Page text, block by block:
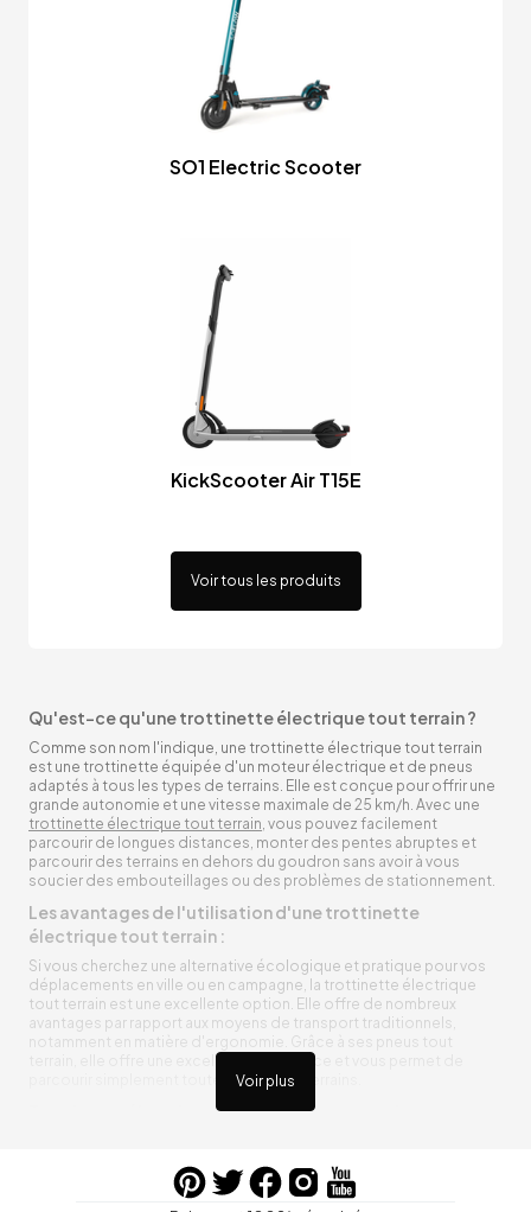
SO1 Electric Scooter
KickScooter Air T15E
Voir tous les produits
Voir plus
Qu'est-ce qu'une trottinette électrique tout terrain ?
Comme son nom l'indique, une trottinette électrique tout terrain
est une trottinette équipée d'un moteur électrique et de pneus
adaptés à tous les types de terrains. Elle est conçue pour offrir une
grande autonomie et une vitesse maximale de 25 km/h. Avec une
trottinette électrique tout terrain, vous pouvez facilement
parcourir de longues distances, monter des pentes abruptes et
parcourir des terrains en dehors du goudron sans avoir à vous
soucier des embouteillages ou des problèmes de stationnement.
Les avantages de l'utilisation d'une trottinette
électrique tout terrain :
Si vous cherchez une alternative écologique et pratique pour vos
déplacements en ville ou en campagne, la trottinette électrique
tout terrain est une excellente option. Elle offre de nombreux
avantages par rapport aux moyens de transport traditionnels,
notamment en matière d'ergonomie. Grâce à ses pneus tout
terrain, elle offre une excellente adhérence et vous permet de
parcourir simplement toutes sortes de terrains.
Trottinette électrique tout terrain ergonomique
entre vos trajets, vous n’aurez pas à vous soucier de l’état de sa
batterie. De plus, elle est équipée de pneus résistants qui peuvent